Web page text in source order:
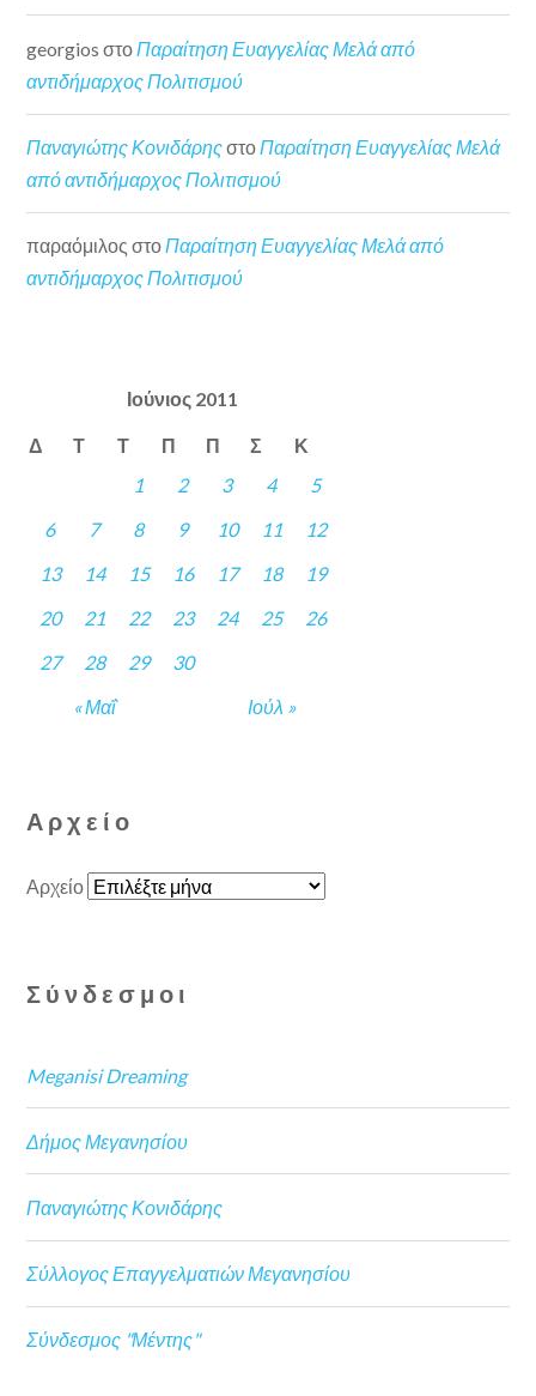
georgios στοΠαραίτηση Ευαγγελίας Μελά από
αντιδήμαρχος Πολιτισμού
Παναγιώτης ΚονιδάρηςστοΠαραίτηση Ευαγγελίας Μελά
από αντιδήμαρχος Πολιτισμού
παραόμιλος στοΠαραίτηση Ευαγγελίας Μελά από
αντιδήμαρχος Πολιτισμού
Ιούνιος 2011
Δ Τ Τ Π Π Σ Κ
« Μαΐ Ιούλ »
1 2 3 4
5
6
7 8 9 10 11
12
13
14 15 16 17 18
19
20
21 22 23 24 25
26
27
28 29 30
Αρχείο
Αρχείο
Σύνδεσμοι
Meganisi Dreaming
Δήμος Μεγανησίου
Παναγιώτης Κονιδάρης
Σύλλογος Επαγγελματιών Μεγανησίου
Σύνδεσμος "Μέντης"